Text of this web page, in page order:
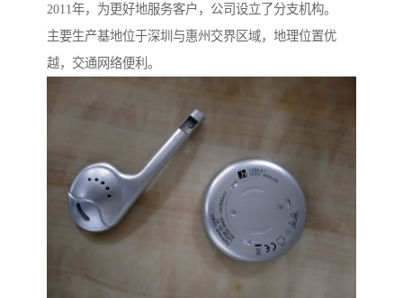
2011年，为更好地服务客户，公司设立了分支机构。
主要生产基地位于深圳与惠州交界区域，地理位置优
越，交通网络便利。